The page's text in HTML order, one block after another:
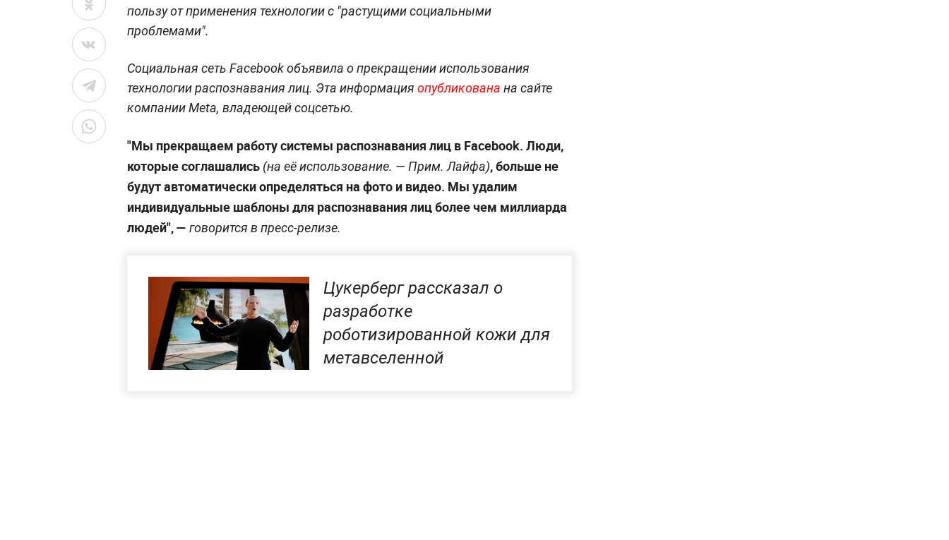
пользу от применения технологии с "растущими социальными
проблемами".
Социальная сеть Facebook объявила о прекращении использования
технологии распознавания лиц. Эта информация опубликована на сайте
компании Meta, владеющей соцсетью.
"Мы прекращаем работу системы распознавания лиц в Facebook. Люди,
которые соглашались (на её использование. — Прим. Лайфа), больше не
будут автоматически определяться на фото и видео. Мы удалим
индивидуальные шаблоны для распознавания лиц более чем миллиарда
людей",— говорится в пресс-релизе.
Цукерберг рассказал о
разработке
роботизированной кожи для
метавселенной